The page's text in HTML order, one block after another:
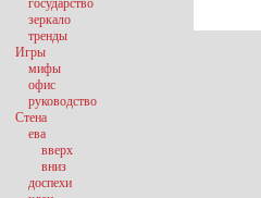
государство
зеркало
тренды
Игры
мифы
офис
руководство
Стена
ева
вверх
вниз
доспехи